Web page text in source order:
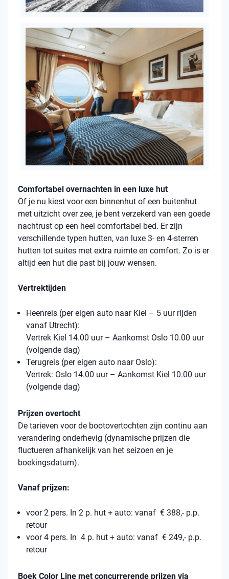
Comfortabel overnachten in een luxe hut
Of je nu kiest voor een binnenhut of een buitenhut
met uitzicht over zee, je bent verzekerd van een goede
nachtrust op een heel comfortabel bed. Er zijn
verschillende typen hutten, van luxe 3- en 4-sterren
hutten tot suites met extra ruimte en comfort. Zo is er
altijd een hut die past bij jouw wensen.
Vertrektijden
Heenreis (per eigen auto naar Kiel – 5 uur rijden
vanaf Utrecht):
Vertrek Kiel 14.00 uur – Aankomst Oslo 10.00 uur
(volgende dag)
Terugreis (per eigen auto naar Oslo):
Vertrek: Oslo 14.00 uur – Aankomst Kiel 10.00 uur
(volgende dag)
Prijzen overtocht
De tarieven voor de bootovertochten zijn continu aan
verandering onderhevig (dynamische prijzen die
fluctueren afhankelijk van het seizoen en je
boekingsdatum).
Vanaf prijzen:
voor 2 pers. In 2 p. hut + auto: vanaf € 388,- p.p.
retour
voor 4 pers. In 4 p. hut + auto: vanaf € 249,- p.p.
retour
Boek Color Line met concurrerende prijzen via